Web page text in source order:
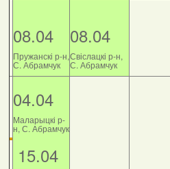
08.04
Пружанскі р-н,
С. Абрамчук
08.04
Свіслацкі р-н,
С. Абрамчук
04.04
Маларыцкі р-
н, С. Абрамчук
15.04